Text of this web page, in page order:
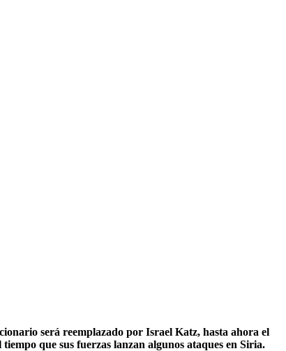
será reemplazado por Israel Katz, hasta ahora el
que sus fuerzas lanzan algunos ataques en Siria.